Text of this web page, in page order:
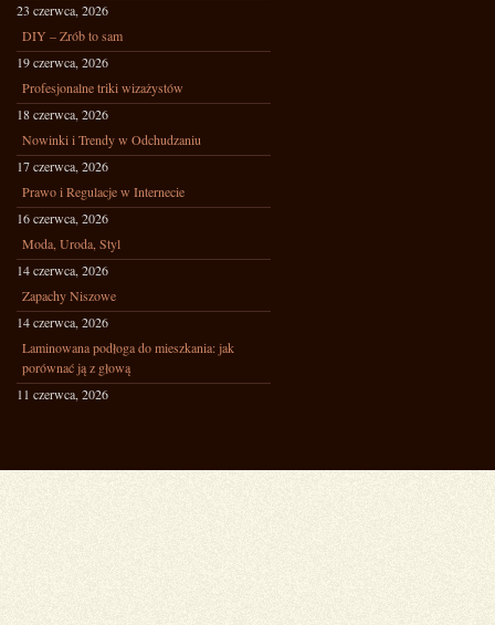
23 czerwca, 2026
DIY – Zrób to sam
19 czerwca, 2026
Profesjonalne triki wizażystów
18 czerwca, 2026
Nowinki i Trendy w Odchudzaniu
17 czerwca, 2026
Prawo i Regulacje w Internecie
16 czerwca, 2026
Moda, Uroda, Styl
14 czerwca, 2026
Zapachy Niszowe
14 czerwca, 2026
Laminowana podłoga do mieszkania: jak
porównać ją z głową
11 czerwca, 2026